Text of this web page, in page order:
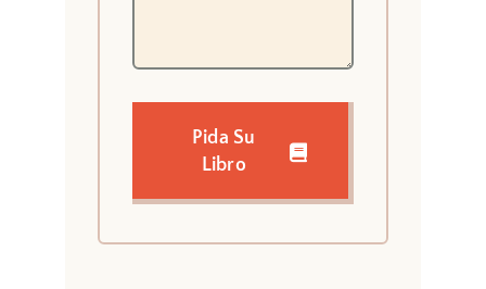
Pida Su
Libro